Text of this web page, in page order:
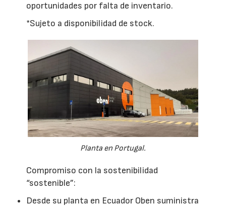
oportunidades por falta de inventario.
*Sujeto a disponibilidad de stock.
Planta en Portugal.
Compromiso con la sostenibilidad
“sostenible”:
Desde su planta en Ecuador Oben suministra